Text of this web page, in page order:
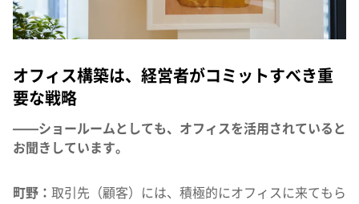
オフィス構築は、経営者がコミットすべき重
要な戦略
——ショールームとしても、オフィスを活用されていると
お聞きしています。
町野： 取引先（顧客）には、積極的にオフィスに来てもら